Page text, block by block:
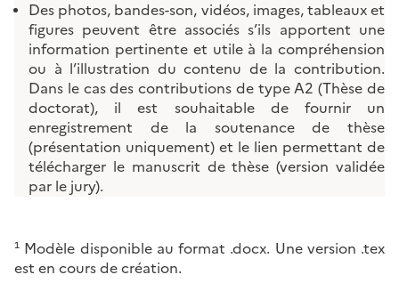
Des photos, bandes-son, vidéos, images, tableaux et
figures peuvent être associés s’ils apportent une
information pertinente et utile à la compréhension
ou à l’illustration du contenu de la contribution.
Dans le cas des contributions de type A2 (Thèse de
doctorat), il est souhaitable de fournir un
enregistrement de la soutenance de thèse
(présentation uniquement) et le lien permettant de
télécharger le manuscrit de thèse (version validée
par le jury).
¹ Modèle disponible au format .docx. Une version .tex
est en cours de création.